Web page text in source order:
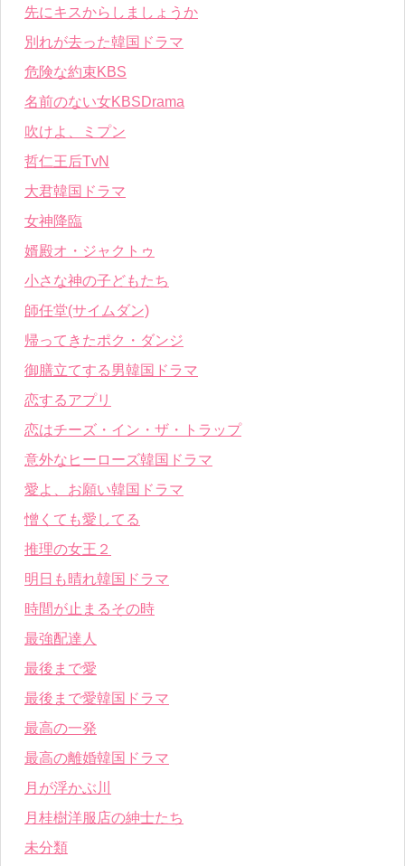
先にキスからしましょうか
別れが去った韓国ドラマ
危険な約束KBS
名前のない女KBSDrama
吹けよ、ミプン
哲仁王后TvN
大君韓国ドラマ
女神降臨
婿殿オ・ジャクトゥ
小さな神の子どもたち
師任堂(サイムダン)
帰ってきたポク・ダンジ
御膳立てする男韓国ドラマ
恋するアプリ
恋はチーズ・イン・ザ・トラップ
意外なヒーローズ韓国ドラマ
愛よ、お願い韓国ドラマ
憎くても愛してる
推理の女王２
明日も晴れ韓国ドラマ
時間が止まるその時
最強配達人
最後まで愛
最後まで愛韓国ドラマ
最高の一発
最高の離婚韓国ドラマ
月が浮かぶ川
月桂樹洋服店の紳士たち
未分類